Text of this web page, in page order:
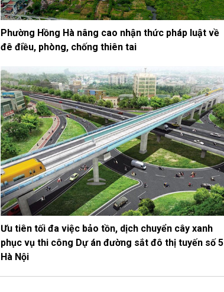
Phường Hồng Hà nâng cao nhận thức pháp luật về
đê điều, phòng, chống thiên tai
Ưu tiên tối đa việc bảo tồn, dịch chuyển cây xanh
phục vụ thi công Dự án đường sắt đô thị tuyến số 5
Hà Nội